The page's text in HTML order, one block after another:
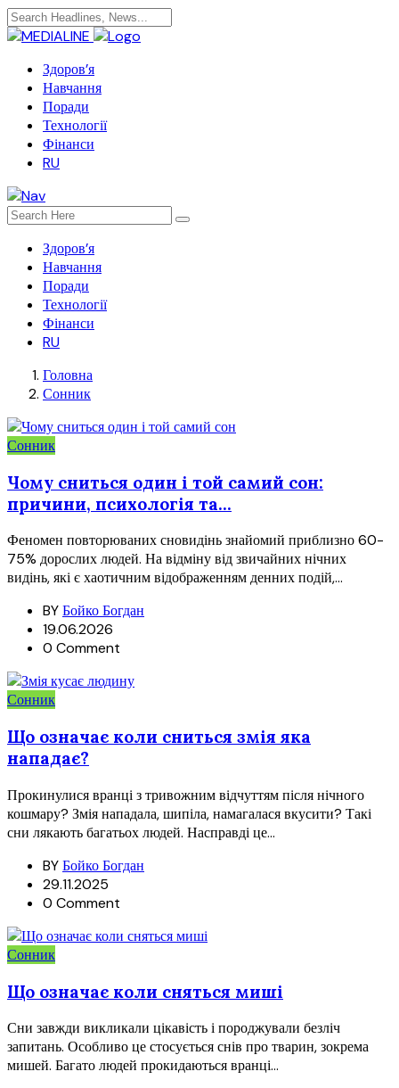
Здоров’я
Навчання
Поради
Технології
Фінанси
RU
Здоров’я
Навчання
Поради
Технології
Фінанси
RU
Головна
Сонник
Сонник
Чому сниться один і той самий сон:
причини, психологія та...
Феномен повторюваних сновидінь знайомий приблизно 60-
75% дорослих людей. На відміну від звичайних нічних
видінь, які є хаотичним відображенням денних подій,...
BYБойко Богдан
19.06.2026
0 Comment
Сонник
Що означає коли сниться змія яка
нападає?
Прокинулися вранці з тривожним відчуттям після нічного
кошмару? Змія нападала, шипіла, намагалася вкусити? Такі
сни лякають багатьох людей. Насправді це...
BYБойко Богдан
29.11.2025
0 Comment
Сонник
Що означає коли сняться миші
Сни завжди викликали цікавість і породжували безліч
запитань. Особливо це стосується снів про тварин, зокрема
мишей. Багато людей прокидаються вранці...